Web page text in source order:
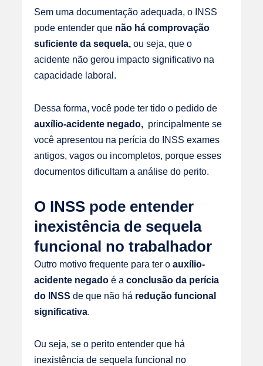
Sem uma documentação adequada, o INSS
pode entender que não há comprovação
suficiente da sequela, ou seja, que o
acidente não gerou impacto significativo na
capacidade laboral.
Dessa forma, você pode ter tido o pedido de
auxílio-acidente negado, principalmente se
você apresentou na perícia do INSS exames
antigos, vagos ou incompletos, porque esses
documentos dificultam a análise do perito.
O INSS pode entender
inexistência de sequela
funcional no trabalhador
Outro motivo frequente para ter oauxílio-
acidente negadoé aconclusão da perícia
do INSS de que não há redução funcional
significativa.
Ou seja, se o perito entender que há
inexistência de sequela funcional no